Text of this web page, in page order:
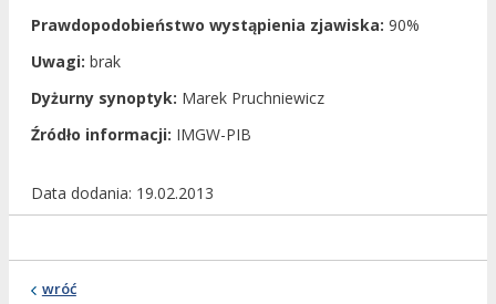
Prawdopodobieństwo wystąpienia zjawiska: 90%
Uwagi: brak
Dyżurny synoptyk: Marek Pruchniewicz
Źródło informacji: IMGW-PIB
Data dodania 19.02.2013
wróć